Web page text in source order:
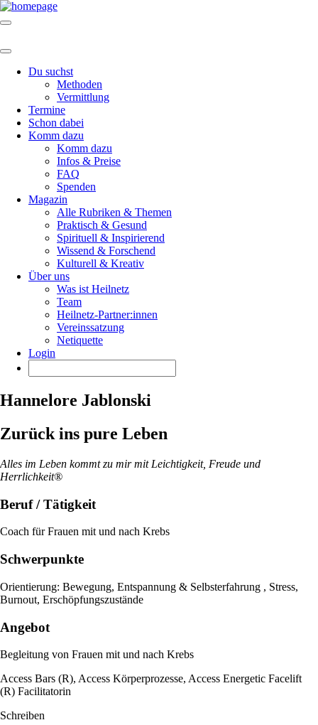
Du suchst
Methoden
Vermittlung
Termine
Schon dabei
Komm dazu
Komm dazu
Infos & Preise
FAQ
Spenden
Magazin
Alle Rubriken & Themen
Praktisch & Gesund
Spirituell & Inspirierend
Wissend & Forschend
Kulturell & Kreativ
Über uns
Was ist Heilnetz
Team
Heilnetz-Partner:innen
Vereinssatzung
Netiquette
Login
Hannelore Jablonski
Zurück ins pure Leben
Alles im Leben kommt zu mir mit Leichtigkeit, Freude und
Herrlichkeit®
Beruf / Tätigkeit
Coach für Frauen mit und nach Krebs
Schwerpunkte
Orientierung: Bewegung, Entspannung & Selbsterfahrung , Stress,
Burnout, Erschöpfungszustände
Angebot
Begleitung von Frauen mit und nach Krebs
Access Bars (R), Access Körperprozesse, Access Energetic Facelift
(R) Facilitatorin
Schreiben